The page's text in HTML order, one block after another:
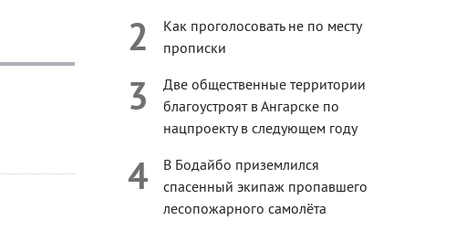
2
Как проголосовать не по месту
прописки
3
Две общественные территории
благоустроят в Ангарске по
нацпроекту в следующем году
4
В Бодайбо приземлился
спасенный экипаж пропавшего
лесопожарного самолёта